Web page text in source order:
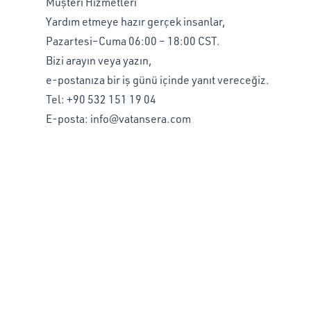
Yardım etmeye hazır gerçek insanlar,
Pazartesi–Cuma 06:00 – 18:00 CST.
Bizi arayın veya yazın,
e-postanıza bir iş günü içinde yanıt vereceğiz.
Tel: +90 532 151 19 04
E-posta: info@vatansera.com